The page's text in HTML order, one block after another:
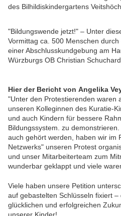
des Bilhildiskindergartens
"Bildungswende jetzt!" – Unter
Vormittag ca. 500 Menschen
einer Abschlusskundgebung am
Würzburgs OB Christian
Hier der Bericht von Angelika
"Unter den Protestierenden waren
unseren Kolleginnen des Kuratie-
und auch Kindern für bessere
Bildungssystem. zu
auch gehört werden, haben wir im
Netzwerks" unseren Protest
und unser Mitarbeiterteam zum
wunderbar geklappt und viele
Viele haben unsere Petition
auf gebastelten Schlüsseln fixiert
glücklichen und erfolgreichen